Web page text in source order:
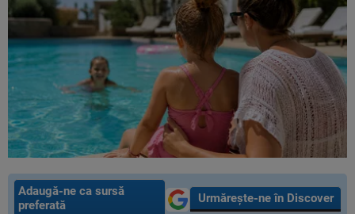
Adaugă-ne ca sursă
preferată
Urmărește-ne în Discover